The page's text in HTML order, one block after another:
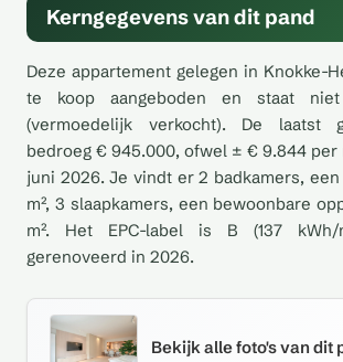
Kerngegevens van dit pand
Deze appartement gelegen in Knokke-
te koop aangeboden en staat
(vermoedelijk verkocht). De laatst
bedroeg € 945.000, ofwel ± € 9.844 per
juni 2026. Je vindt er 2 badkamers,
m², 3 slaapkamers, een bewoonbare
m². Het EPC-label is B (137
gerenoveerd in 2026.
Bekijk alle foto's van dit